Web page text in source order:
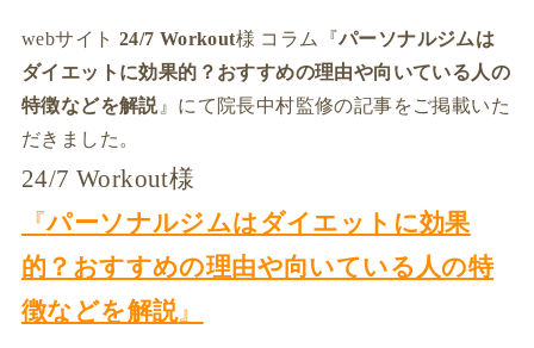
webサイト 24/7 Workout様 コラム『パーソナルジムは
ダイエットに効果的？おすすめの理由や向いている人の
特徴などを解説』にて院長中村監修の記事をご掲載いた
だきました。
24/7 Workout様
『パーソナルジムはダイエットに効果
的？おすすめの理由や向いている人の特
徴などを解説』